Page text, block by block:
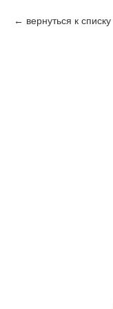
вернуться к списку